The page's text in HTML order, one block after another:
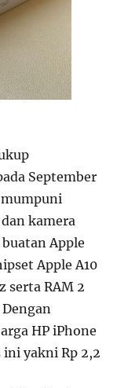
September
kamera
Apple
Apple A10
serta RAM 2
HP iPhone
yakni Rp 2,2